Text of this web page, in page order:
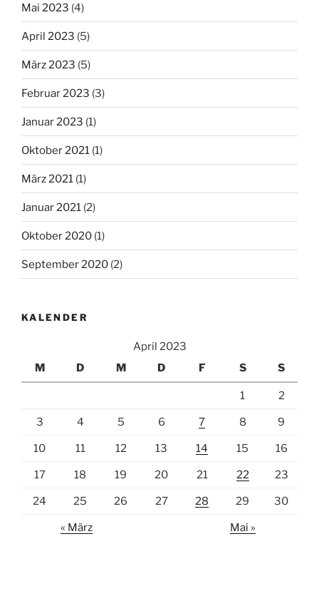
Mai 2023 (4)
April 2023 (5)
März 2023 (5)
Februar 2023 (3)
Januar 2023 (1)
Oktober 2021 (1)
März 2021 (1)
Januar 2021 (2)
Oktober 2020 (1)
September 2020 (2)
KALENDER
April 2023
M
D M D F S S
1 2
3 4 5 6 7 8 9
10 11 12 13 14 15 16
17 18 19 20 21 22 23
24 25 26 27 28 29 30
« März Mai »